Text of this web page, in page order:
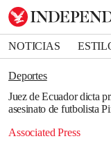
NOTICIAS
DEPORTES
Deportes
Juez de Ecuador dicta
asesinato de futbolista
Associated Press
Bookmark
Removed from
Close popover